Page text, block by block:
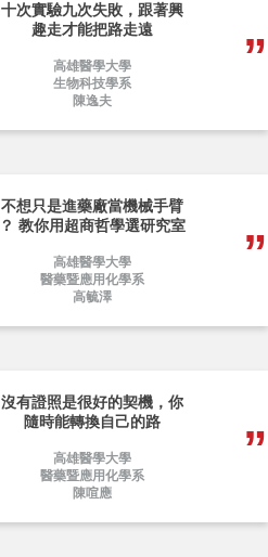
十次實驗九次失敗，跟著興
趣走才能把路走遠
高雄醫學大學
生物科技學系
陳逸夫
不想只是進藥廠當機械手臂
？ 教你用超商哲學選研究室
高雄醫學大學
醫藥暨應用化學系
高毓澤
沒有證照是很好的契機，你
隨時能轉換自己的路
高雄醫學大學
醫藥暨應用化學系
陳喧應